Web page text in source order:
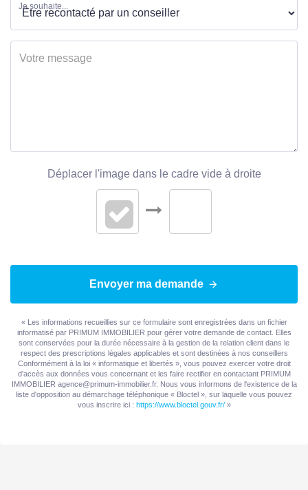
Je souhaite...
Déplacer l'image dans le cadre vide à droite
Envoyer ma demande
« Les informations recueillies sur ce formulaire sont enregistrées dans un fichier
informatisé par PRIMUM IMMOBILIER pour gérer votre demande de contact. Elles
sont conservées pour la durée nécessaire à la gestion de la relation client dans le
respect des prescriptions légales applicables et sont destinées à nos conseillers
Conformément à la loi « informatique et libertés », vous pouvez exercer votre droit
d'accès aux données vous concernant et les faire rectifier en contactant PRIMUM
IMMOBILIER agence@primum-immobilier.fr. Nous vous informons de l'existence de la
liste d'opposition au démarchage téléphonique « Bloctel », sur laquelle vous pouvez
vous inscrire ici : https://www.bloctel.gouv.fr/»